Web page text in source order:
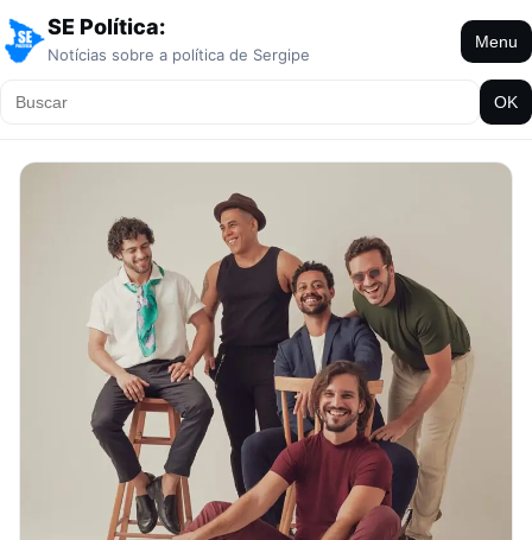
SE Política:
Notícias sobre a política de Sergipe
Menu
OK